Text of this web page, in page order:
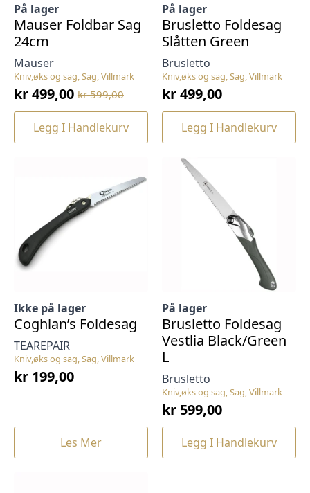
Kniv,øks og sag, Sag, Villmark
Mauser
På lager
Mauser Foldbar Sag
24cm
kr599,00
Opprinnelig
pris
var:
kr499,00
Nåværende
pris
Legg I Handlekurv
Kniv,øks og sag, Sag, Villmark
Brusletto
På lager
Brusletto Foldesag
Slåtten Green
kr499,00
Legg I Handlekurv
Kniv,øks og sag, Sag, Villmark
TEAREPAIR
Ikke på lager
Coghlan’s Foldesag
kr 199,00
Les Mer
Kniv,øks og sag, Sag, Villmark
Brusletto
På lager
Brusletto Foldesag
Vestlia Black/Green
L
kr 599,00
Legg I Handlekurv